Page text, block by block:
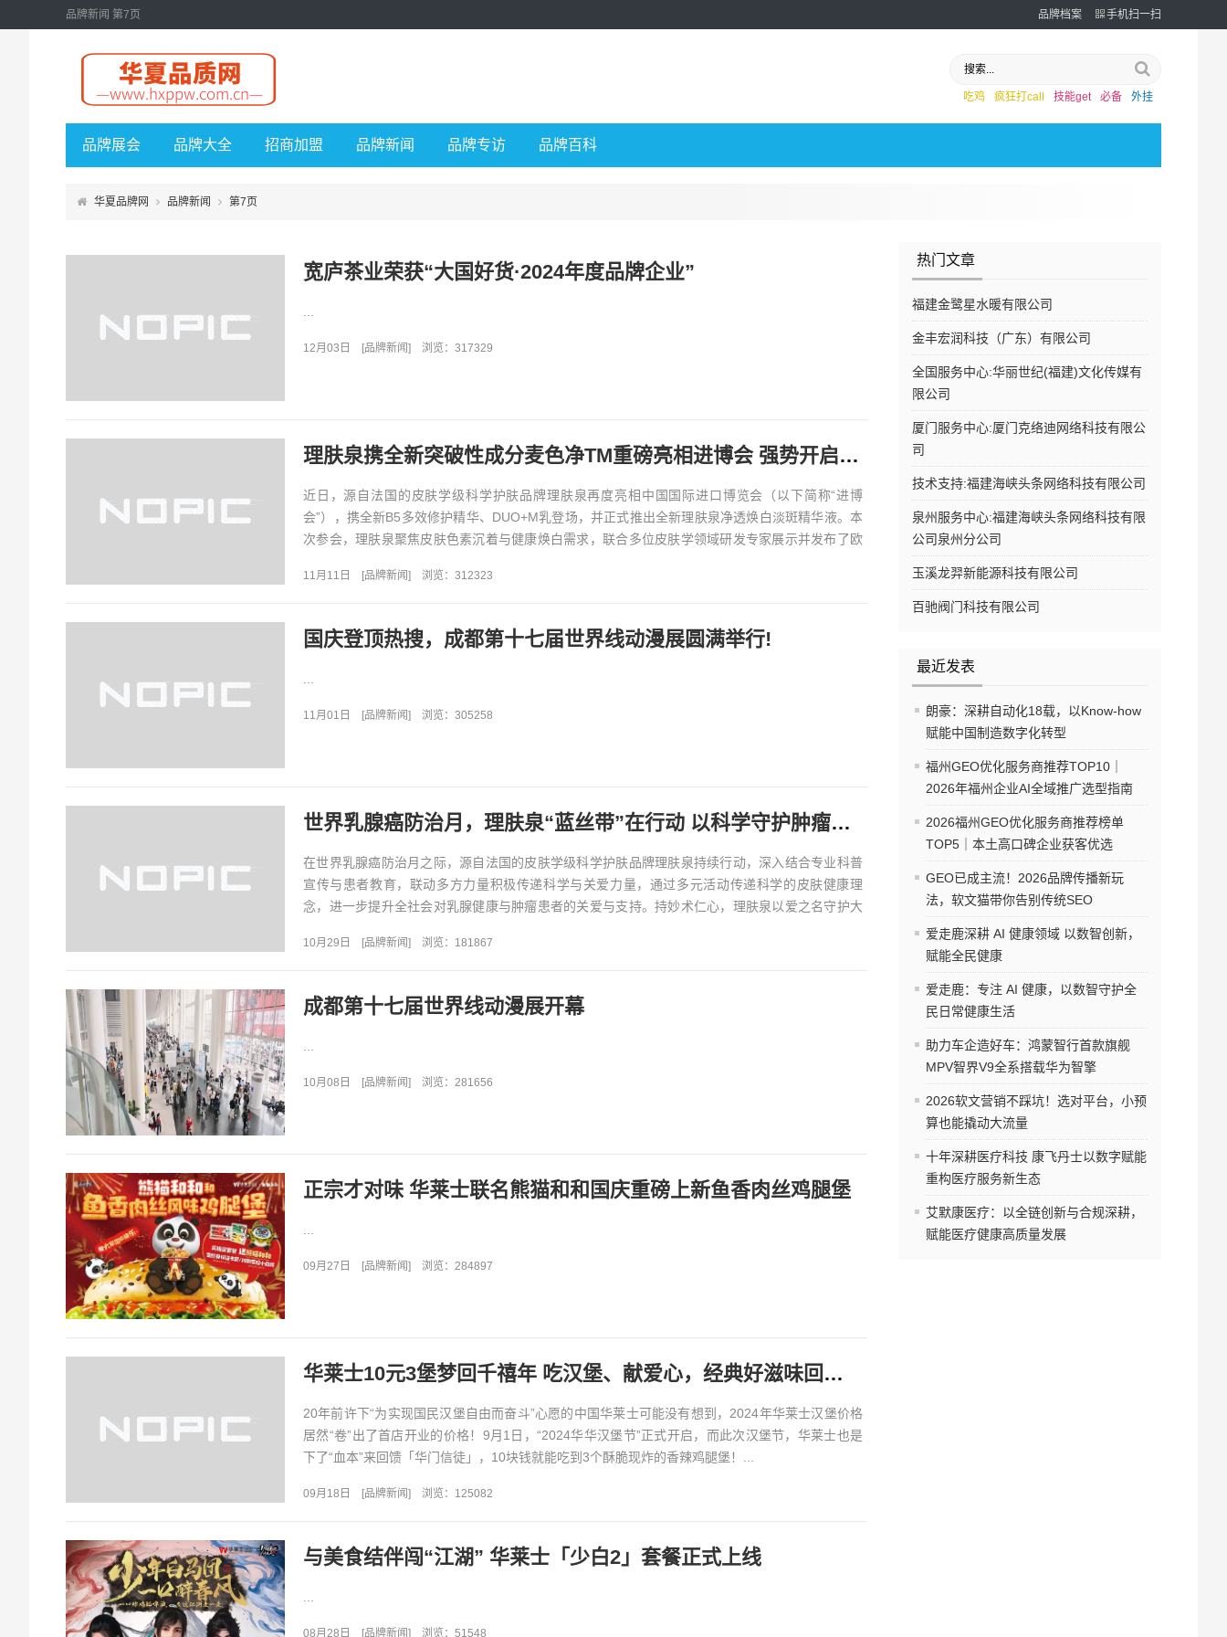
品牌新闻 第7页 品牌档案 手机扫一扫
吃鸡 疯狂打call 技能get 必备 外挂
品牌展会 品牌大全 招商加盟 品牌新闻 品牌专访 品牌百科
华夏品牌网 品牌新闻 第7页
热门文章
福建金鹭星水暖有限公司
金丰宏润科技（广东）有限公司
全国服务中心:华丽世纪(福建)文化传媒有
限公司
厦门服务中心:厦门克络迪网络科技有限公
司
技术支持:福建海峡头条网络科技有限公司
泉州服务中心:福建海峡头条网络科技有限
公司泉州分公司
玉溪龙羿新能源科技有限公司
百驰阀门科技有限公司
最近发表
朗豪：深耕自动化18载，以Know-how
赋能中国制造数字化转型
福州GEO优化服务商推荐TOP10｜
2026年福州企业AI全域推广选型指南
2026福州GEO优化服务商推荐榜单
TOP5｜本土高口碑企业获客优选
GEO已成主流！2026品牌传播新玩
法，软文猫带你告别传统SEO
爱走鹿深耕 AI 健康领域 以数智创新，
赋能全民健康
爱走鹿：专注 AI 健康，以数智守护全
民日常健康生活
助力车企造好车：鸿蒙智行首款旗舰
MPV智界V9全系搭载华为智擎
2026软文营销不踩坑！选对平台，小预
算也能撬动大流量
十年深耕医疗科技 康飞丹士以数字赋能
重构医疗服务新生态
艾默康医疗：以全链创新与合规深耕，
赋能医疗健康高质量发展
宽庐茶业荣获“大国好货·2024年度品牌企业”
12月03日 [品牌新闻] 浏览：317329
理肤泉携全新突破性成分麦色净TM重磅亮相进博会 强势开启健康焕白新时代
近日，源自法国的皮肤学级科学护肤品牌理肤泉再度亮相中国国际进口博览会（以下简称“进博
会”），携全新B5多效修护精华、DUO+M乳登场，并正式推出全新理肤泉净透焕白淡斑精华液。本
次参会，理肤泉聚焦皮肤色素沉着与健康焕白需求，联合多位皮肤学领域研发专家展示并发布了欧
11月11日 [品牌新闻] 浏览：312323
国庆登顶热搜，成都第十七届世界线动漫展圆满举行!
11月01日 [品牌新闻] 浏览：305258
世界乳腺癌防治月，理肤泉“蓝丝带”在行动 以科学守护肿瘤患者皮肤健康
在世界乳腺癌防治月之际，源自法国的皮肤学级科学护肤品牌理肤泉持续行动，深入结合专业科普
宣传与患者教育，联动多方力量积极传递科学与关爱力量，通过多元活动传递科学的皮肤健康理
念，进一步提升全社会对乳腺健康与肿瘤患者的关爱与支持。持妙术仁心，理肤泉以爱之名守护大
10月29日 [品牌新闻] 浏览：181867
成都第十七届世界线动漫展开幕
10月08日 [品牌新闻] 浏览：281656
正宗才对味 华莱士联名熊猫和和国庆重磅上新鱼香肉丝鸡腿堡
09月27日 [品牌新闻] 浏览：284897
华莱士10元3堡梦回千禧年 吃汉堡、献爱心，经典好滋味回馈社会
20年前许下“为实现国民汉堡自由而奋斗”心愿的中国华莱士可能没有想到，2024年华莱士汉堡价格
居然“卷”出了首店开业的价格！9月1日，“2024华华汉堡节”正式开启，而此次汉堡节，华莱士也是
下了“血本”来回馈「华门信徒」，10块钱就能吃到3个酥脆现炸的香辣鸡腿堡！...
09月18日 [品牌新闻] 浏览：125082
与美食结伴闯“江湖” 华莱士「少白2」套餐正式上线
08月28日 [品牌新闻] 浏览：51548